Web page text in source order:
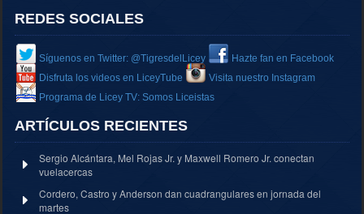
REDES SOCIALES
Síguenos en Twitter: @TigresdelLicey
Hazte fan en Facebook
Disfruta los videos en LiceyTube
Visita nuestro Instagram
Programa de Licey TV: Somos Liceistas
ARTÍCULOS RECIENTES
Sergio Alcántara, Mel Rojas Jr. y Maxwell Romero Jr. conectan
vuelacercas
Cordero, Castro y Anderson dan cuadrangulares en jornada del
martes